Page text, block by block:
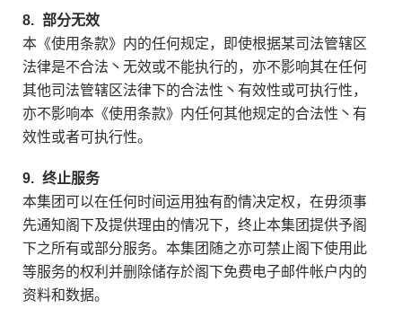
8. 部分无效
本《使用条款》内的任何规定，即使根据某司法管辖区
法律是不合法丶无效或不能执行的，亦不影响其在任何
其他司法管辖区法律下的合法性丶有效性或可执行性，
亦不影响本《使用条款》内任何其他规定的合法性丶有
效性或者可执行性。
9. 终止服务
本集团可以在任何时间运用独有酌情决定权，在毋须事
先通知阁下及提供理由的情况下，终止本集团提供予阁
下之所有或部分服务。本集团随之亦可禁止阁下使用此
等服务的权利并删除储存於阁下免费电子邮件帐户内的
资料和数据。